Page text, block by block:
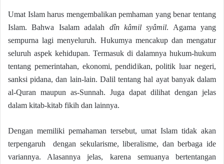
Umat Islam harus mengembalikan pemhaman yang benar tentang
Islam. Bahwa Isalam adalah dîn kâmil syâmil. Agama yang
sempurna lagi menyeluruh. Hukumya mencakup dan mengatur
seluruh aspek kehidupan. Termasuk di dalamnya hukum-hukum
tentang pemerintahan, ekonomi, pendidikan, politik luar negeri,
sanksi pidana, dan lain-lain. Dalil tentang hal ayat banyak dalam
al-Quran maupun as-Sunnah. Juga dapat dilihat dengan jelas
dalam kitab-kitab fikih dan lainnya.
Dengan memiliki pemahaman tersebut, umat Islam tidak akan
terpengaruh dengan sekularisme, liberalisme, dan berbaga ide
variannya. Alasannya jelas, karena semuanya bertentangan